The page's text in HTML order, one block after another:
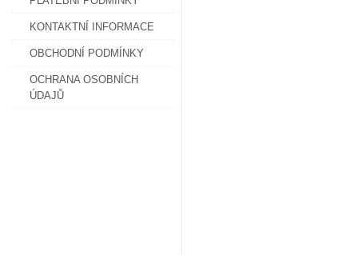
KONTAKTNÍ INFORMACE
OBCHODNÍ PODMÍNKY
OCHRANA OSOBNÍCH
ÚDAJŮ